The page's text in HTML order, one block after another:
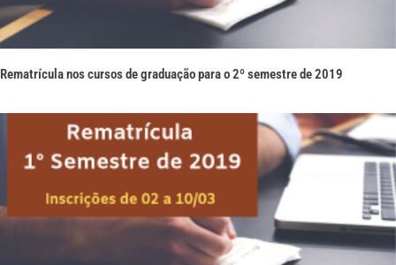
Rematrícula nos cursos de graduação para o 2º semestre de 2019